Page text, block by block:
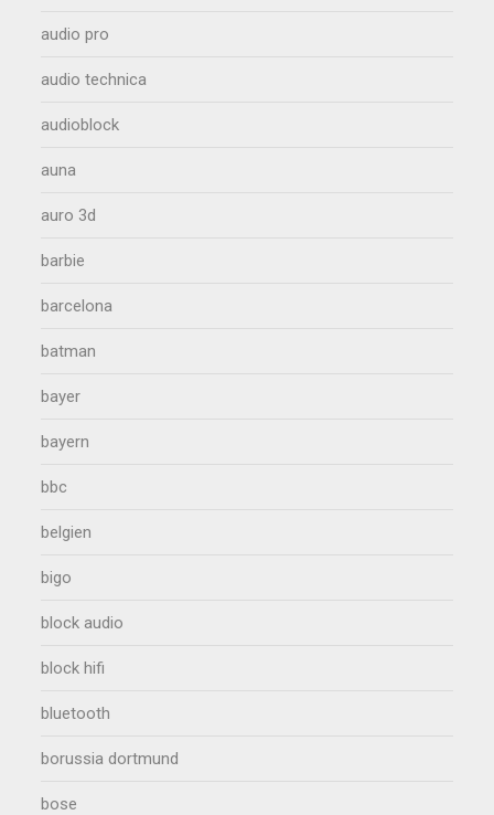
audio pro
audio technica
audioblock
auna
auro 3d
barbie
barcelona
batman
bayer
bayern
bbc
belgien
bigo
block audio
block hifi
bluetooth
borussia dortmund
bose